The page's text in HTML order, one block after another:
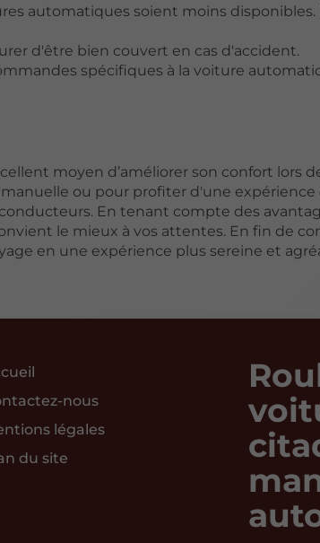
automatiques soient moins disponibles.
d'être bien couvert en cas d'accident.
spécifiques à la voiture
moyen d’améliorer son confort lors
ou pour profiter d'une
En tenant compte des
le mieux à vos attentes. En fin de
en une expérience plus sereine et
nous
légales
du site